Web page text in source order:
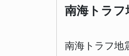
南海トラフ
南海トラフ地